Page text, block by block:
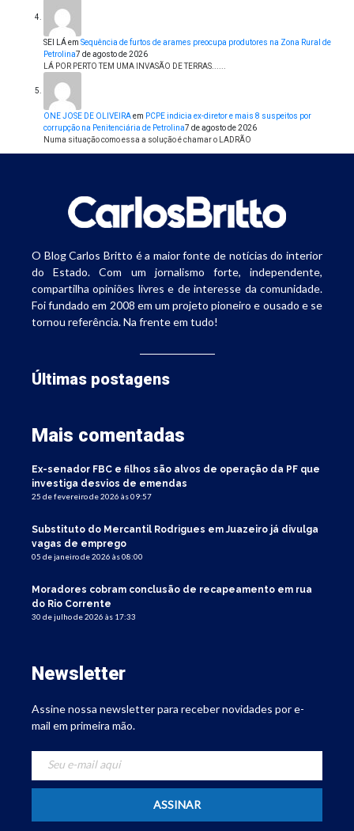
SEI LÁem Sequência de furtos de arames preocupa produtores na Zona Rural de
Petrolina7 de agosto de 2026
LÁ POR PERTO TEM UMA INVASÃO DE TERRAS......
ONE JOSE DE OLIVEIRAem PCPE indicia ex-diretor e mais 8 suspeitos por
corrupção na Penitenciária de Petrolina7 de agosto de 2026
Numa situação como essa a solução é chamar o LADRÃO
O Blog Carlos Britto é a maior fonte de notícias do interior
do Estado. Com um jornalismo forte, independente,
compartilha opiniões livres e de interesse da comunidade.
Foi fundado em 2008 em um projeto pioneiro e ousado e se
tornou referência. Na frente em tudo!
Últimas postagens
Mais comentadas
Ex-senador FBC e filhos são alvos de operação da PF que
investiga desvios de emendas
25 de fevereiro de 2026 às 09:57
Substituto do Mercantil Rodrigues em Juazeiro já divulga
vagas de emprego
05 de janeiro de 2026 às 08:00
Moradores cobram conclusão de recapeamento em rua
do Rio Corrente
30 de julho de 2026 às 17:33
Newsletter
Assine nossa newsletter para receber novidades por e-
mail em primeira mão.